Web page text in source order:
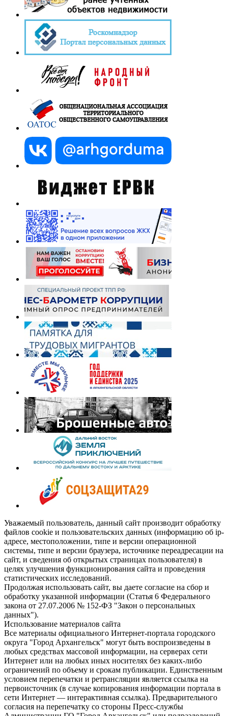
Уважаемый пользователь, данный сайт производит обработку
файлов cookie и пользовательских данных (информацию об ip-
адресе, местоположении, типе и версии операционной
системы, типе и версии браузера, источнике переадресации на
сайт, и сведения об открытых страницах пользователя) в
целях улучшения функционирования сайта и проведения
статистических исследований.
Продолжая использовать сайт, вы даете согласие на сбор и
обработку указанной информации (Статья 6 Федерального
закона от 27.07.2006 № 152-ФЗ "Закон о персональных
данных").
Использование материалов сайта
Все материалы официального Интернет-портала городского
округа "Город Архангельск" могут быть воспроизведены в
любых средствах массовой информации, на серверах сети
Интернет или на любых иных носителях без каких-либо
ограничений по объему и срокам публикации. Единственным
условием перепечатки и ретрансляции является ссылка на
первоисточник (в случае копирования информации портала в
сети Интернет — интерактивная ссылка). Предварительного
согласия на перепечатку со стороны Пресс-службы